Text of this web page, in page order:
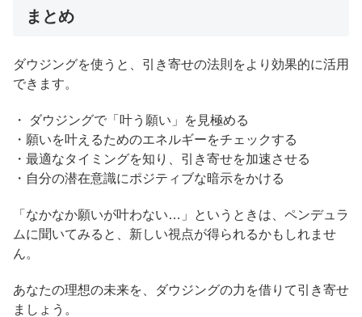
まとめ
ダウジングを使うと、引き寄せの法則をより効果的に活用
できます。
・ ダウジングで「叶う願い」を見極める
・願いを叶えるためのエネルギーをチェックする
・最適なタイミングを知り、引き寄せを加速させる
・自分の潜在意識にポジティブな暗示をかける
「なかなか願いが叶わない…」というときは、ペンデュラ
ムに聞いてみると、新しい視点が得られるかもしれませ
ん。
あなたの理想の未来を、ダウジングの力を借りて引き寄せ
ましょう。